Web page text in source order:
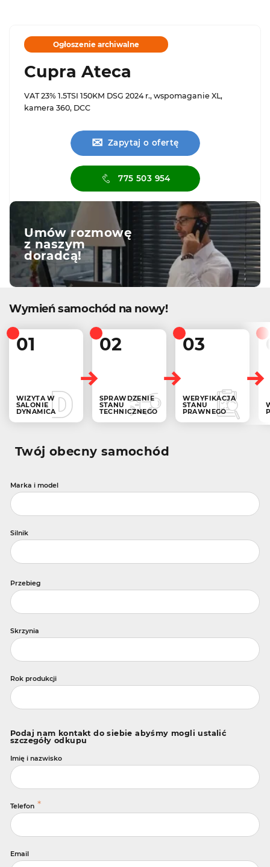
Ogłoszenie archiwalne
Cupra Ateca
VAT 23% 1.5TSI 150KM DSG 2024 r., wspomaganie XL,
kamera 360, DCC
✉ Zapytaj o ofertę
775 503 954
Umów rozmowę
z naszym
doradcą!
Wymień samochód na nowy!
01
WIZYTA W
SALONIE
DYNAMICA
02
SPRAWDZENIE
STANU
TECHNICZNEGO
03
WERYFIKACJA
STANU
PRAWNEGO
Twój obecny samochód
Marka i model
Silnik
Przebieg
Skrzynia
Rok produkcji
Podaj nam kontakt do siebie abyśmy mogli ustalić
szczegóły odkupu
Imię i nazwisko
Telefon *
Email